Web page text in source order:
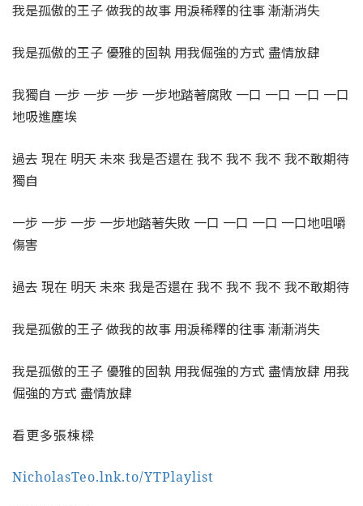
我是孤傲的王子 做我的故事 用淚稀釋的往事 漸漸消失
我是孤傲的王子 優雅的固執 用我倔強的方式 盡情放肆
我獨自 一步 一步 一步 一步地踏著腐敗 一口 一口 一口 一口
地吸進塵埃
過去 現在 明天 未來 我是否還在 我不 我不 我不 我不敢期待
獨自
一步 一步 一步 一步地踏著失敗 一口 一口 一口 一口地咀嚼
傷害
過去 現在 明天 未來 我是否還在 我不 我不 我不 我不敢期待
我是孤傲的王子 做我的故事 用淚稀釋的往事 漸漸消失
我是孤傲的王子 優雅的固執 用我倔強的方式 盡情放肆 用我
倔強的方式 盡情放肆
看更多張棟樑
NicholasTeo.lnk.to/YTPlaylist